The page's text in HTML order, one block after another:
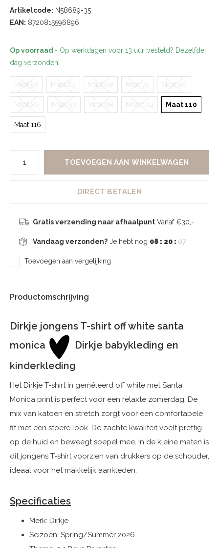
Artikelcode: N58689-35
EAN: 8720815596896
Op voorraad - Op werkdagen voor 13 uur besteld? Dezelfde
dag verzonden!
Maat 56 Maat 62 Maat 68 Maat 74 Maat 80
Maat 86 Maat 92 Maat 98 Maat 104 Maat 110
Maat 116
TOEVOEGEN AAN WINKELWAGEN
DIRECT BETALEN
Gratis verzending naar afhaalpuntVanaf €30,-
Vandaag verzonden?Je hebt nog 08 : 20 : 06
Toevoegen aan vergelijking
Productomschrijving
Dirkje jongens T-shirt off white santa
monica
Dirkje babykleding en
kinderkleding
Het Dirkje T-shirt in gemêleerd off white met Santa
Monica print is perfect voor een relaxte zomerdag. De
mix van katoen en stretch zorgt voor een comfortabele
fit met een stoere look. De zachte kwaliteit voelt prettig
op de huid en beweegt soepel mee. In de kleine maten is
dit jongens T-shirt voorzien van drukkers op de schouder,
ideaal voor het makkelijk aankleden.
Specificaties
Merk: Dirkje
Seizoen: Spring/Summer 2026